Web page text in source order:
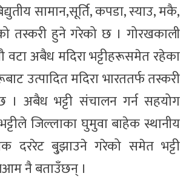
सामान,सूर्ति, कपडा, स्याउ, मकै,
तस्करी हुने गरेको छ । गोरखकाली
वटा अबैध मदिरा भट्टीहरूसमेत रहेका
उत्पादित मदिरा भारततर्फ तस्करी
भट्टी संचालन गर्न सहयोग
जिल्लाका घुमुवा बाहेक स्थानीय
दररेट बु्झाउने गरेको समेत भट्टी
नै बताउँछन् ।